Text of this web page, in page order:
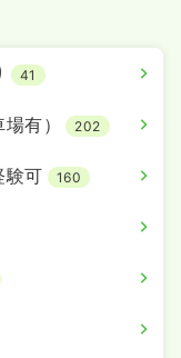
41
有） 202
験可 160